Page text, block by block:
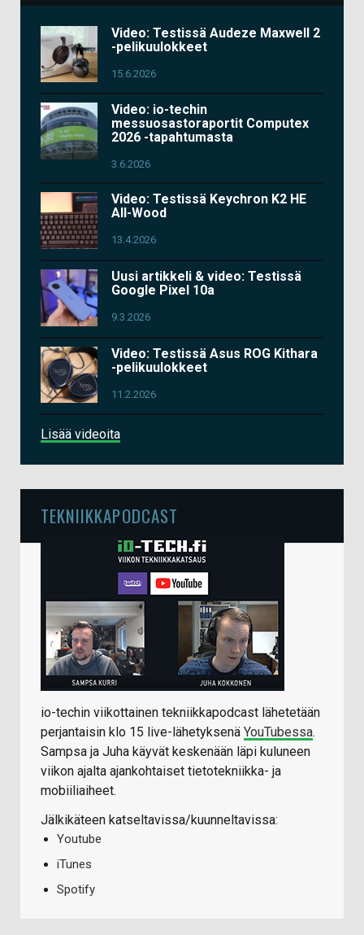
Video: Testissä Audeze Maxwell 2
-pelikuulokkeet
15.6.2026
Video: io-techin
messuosastoraportit Computex
2026 -tapahtumasta
3.6.2026
Video: Testissä Keychron K2 HE
All-Wood
13.4.2026
Uusi artikkeli & video: Testissä
Google Pixel 10a
9.3.2026
Video: Testissä Asus ROG Kithara
-pelikuulokkeet
11.2.2026
Lisää videoita
TEKNIIKKAPODCAST
io-techin viikottainen tekniikkapodcast lähetetään
perjantaisin klo 15 live-lähetyksenä YouTubessa.
Sampsa ja Juha käyvät keskenään läpi kuluneen
viikon ajalta ajankohtaiset tietotekniikka- ja
mobiiliaiheet.
Jälkikäteen katseltavissa/kuunneltavissa:
Youtube
iTunes
Spotify